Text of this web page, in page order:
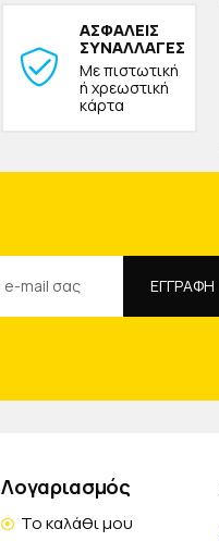
ΑΣΦΑΛΕΙΣ
ΣΥΝΑΛΛΑΓΕΣ
Με πιστωτική
ή χρεωστική
κάρτα
ΕΓΓΡΑΦΗ
Λογαριασμός
Το καλάθι μου